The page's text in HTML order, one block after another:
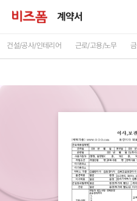
계약서
건설/공사/인테리어 근로/고용/노무